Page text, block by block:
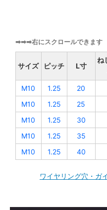
➡➡➡右にスクロールできます
サイズ ピッチ L寸
ね
M10
1.25 20
M10
1.25 25
M10
1.25 30
M10
1.25 35
M10
1.25 40
ワイヤリング穴・ガ